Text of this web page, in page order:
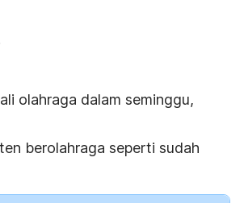
olahraga dalam seminggu,
berolahraga seperti sudah